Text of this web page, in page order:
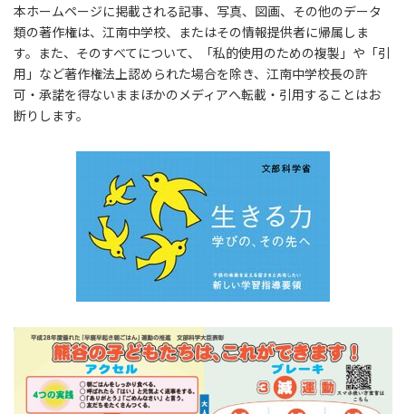
本ホームページに掲載される記事、写真、図画、その他のデータ
類の著作権は、江南中学校、またはその情報提供者に帰属しま
す。また、そのすべてについて、「私的使用のための複製」や「引
用」など著作権法上認められた場合を除き、江南中学校長の許
可・承諾を得ないままほかのメディアへ転載・引用することはお
断りします。